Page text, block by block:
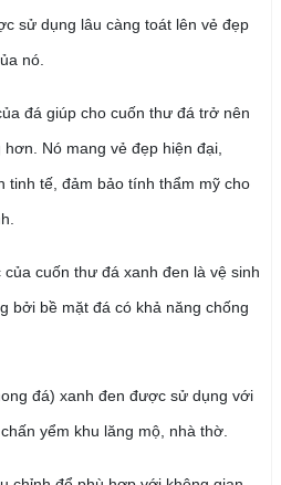
sử dụng lâu càng toát lên vẻ đẹp
nó.
đá giúp cho cuốn thư đá trở nên
Nó mang vẻ đẹp hiện đại,
tinh tế, đảm bảo tính thẩm mỹ cho
cuốn thư đá xanh đen là vệ sinh
bởi bề mặt đá có khả năng chống
đá) xanh đen được sử dụng với
yểm khu lăng mộ, nhà thờ.